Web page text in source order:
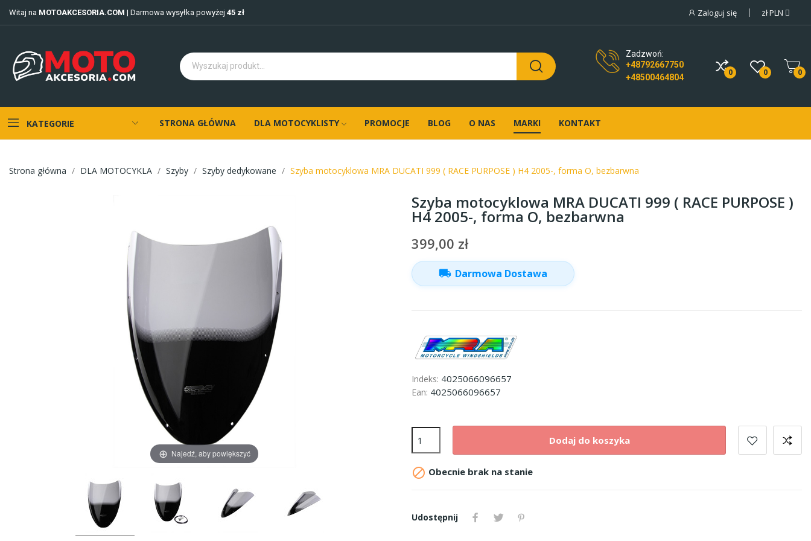
Witaj na MOTOAKCESORIA.COM | Darmowa wysyłka powyżej 45 zł Zaloguj się złPLN
Zadzwoń:
+48792667750
+48500464804
0 0 0
KATEGORIE STRONA GŁÓWNA DLA MOTOCYKLISTY PROMOCJE BLOG O NAS MARKI KONTAKT
Strona główna DLA MOTOCYKLA Szyby Szyby dedykowane Szyba motocyklowa MRA DUCATI 999 ( RACE PURPOSE ) H4 2005-, forma O, bezbarwna
Najedź, aby powiększyć
Szyba motocyklowa MRA DUCATI 999 ( RACE PURPOSE )
H4 2005-, forma O, bezbarwna
399,00 zł
local_shipping Darmowa Dostawa
Indeks: 4025066096657
Ean: 4025066096657
Dodaj do koszyka
 Obecnie brak na stanie
Udostępnij